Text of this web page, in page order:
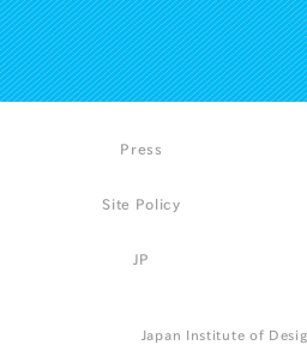
Press
Site Policy
JP
Japan Institute of